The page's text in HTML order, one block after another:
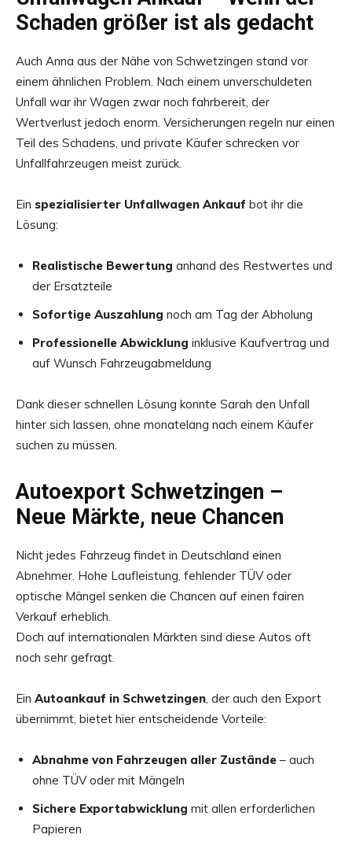
Schaden größer ist als gedacht
Auch Anna aus der Nähe von Schwetzingen stand vor
einem ähnlichen Problem. Nach einem unverschuldeten
Unfall war ihr Wagen zwar noch fahrbereit, der
Wertverlust jedoch enorm. Versicherungen regeln nur einen
Teil des Schadens, und private Käufer schrecken vor
Unfallfahrzeugen meist zurück.
Ein spezialisierter Unfallwagen Ankauf bot ihr die
Lösung:
Realistische Bewertung anhand des Restwertes und
der Ersatzteile
Sofortige Auszahlung noch am Tag der Abholung
Professionelle Abwicklung inklusive Kaufvertrag und
auf Wunsch Fahrzeugabmeldung
Dank dieser schnellen Lösung konnte Sarah den Unfall
hinter sich lassen, ohne monatelang nach einem Käufer
suchen zu müssen.
Autoexport Schwetzingen –
Neue Märkte, neue Chancen
Nicht jedes Fahrzeug findet in Deutschland einen
Abnehmer. Hohe Laufleistung, fehlender TÜV oder
optische Mängel senken die Chancen auf einen fairen
Verkauf erheblich.
Doch auf internationalen Märkten sind diese Autos oft
noch sehr gefragt.
Ein Autoankauf in Schwetzingen, der auch den Export
übernimmt, bietet hier entscheidende Vorteile:
Abnahme von Fahrzeugen aller Zustände – auch
ohne TÜV oder mit Mängeln
Sichere Exportabwicklung mit allen erforderlichen
Papieren